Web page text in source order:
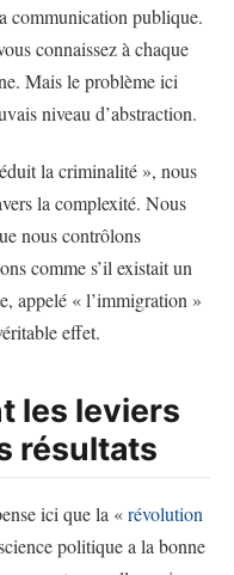
communication publique.
connaissez à chaque
Mais le problème ici
niveau d’abstraction.
la criminalité », nous
la complexité. Nous
nous contrôlons
comme s’il existait un
appelé « l’immigration »
effet.
les leviers
résultats
ici que la «révolution
politique a la bonne